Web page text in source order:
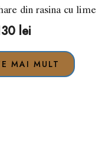
din rasina cu lime
lei
MAI MULT